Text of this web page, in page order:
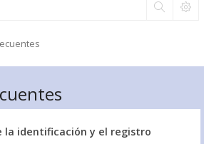
la identificación y el registro